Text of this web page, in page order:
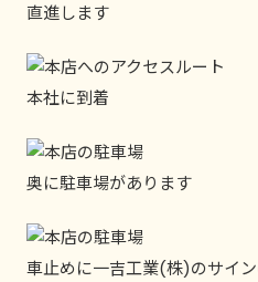
直進します
本社に到着
奥に駐車場があります
車止めに一吉工業(株)のサイ